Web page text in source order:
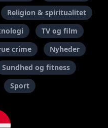
Religion & spiritualitet
TV og film
crime
Nyheder
Sundhed og fitness
Sport